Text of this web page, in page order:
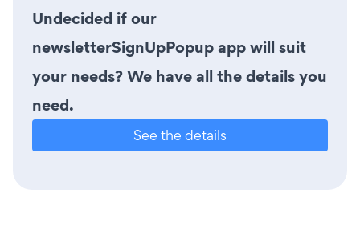
Undecided if our
newsletterSignUpPopup app will suit
your needs? We have all the details you
need.
See the details